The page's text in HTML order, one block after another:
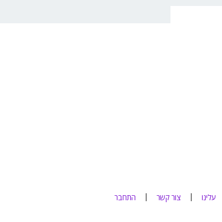
עלינו צור קשר התחבר